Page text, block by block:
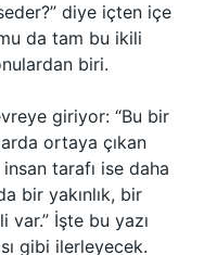
diye içten içe
da tam bu ikili
biri.
giriyor: “Bu bir
ortaya çıkan
tarafı ise daha
bir yakınlık, bir
İşte bu yazı
gibi ilerleyecek.